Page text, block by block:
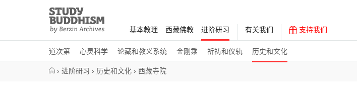
Study
Buddhism
Home
基本教理 西藏佛教 进阶研习
道次第 心灵科学 论藏和教义系统 金刚乘 祈祷和仪轨 历史和文化
有关我们 支持我们
› 进阶研习 › 历史和文化 › 西藏寺院